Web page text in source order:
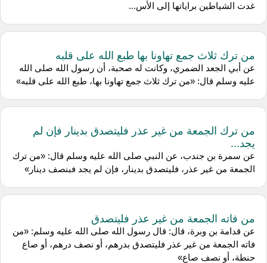
غدت الشياطين براياتها إلى الأس...
من ترك ثلاث جمع تهاونا بها طبع الله على قلبه
عن أبي الجعد الضمري، وكانت له صحبة، أن رسول الله صلى الله
عليه وسلم قال: «من ترك ثلاث جمع تهاونا بها، طبع الله على قلبه»
من ترك الجمعة من غير عذر فليتصدق بدينار فإن لم
يجد...
عن سمرة بن جندب، عن النبي صلى الله عليه وسلم قال: «من ترك
الجمعة من غير عذر، فليتصدق بدينار، فإن لم يجد فبنصف دينار»
من فاته الجمعة من غير عذر فليتصدق
عن قدامة بن وبرة، قال: قال رسول الله صلى الله عليه وسلم: «من
فاته الجمعة من غير عذر فليتصدق بدرهم، أو نصف درهم، أو صاع
حنطة، أو نصف صاع»